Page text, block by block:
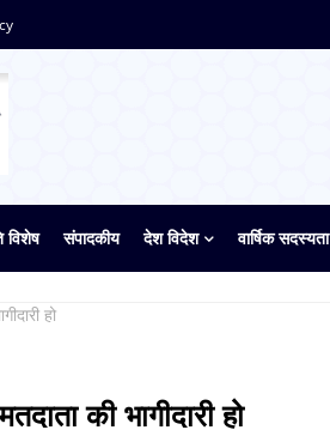
विशेष संपादकीय देश विदेश वार्षिक सदस्यता
हो
की भागीदारी हो